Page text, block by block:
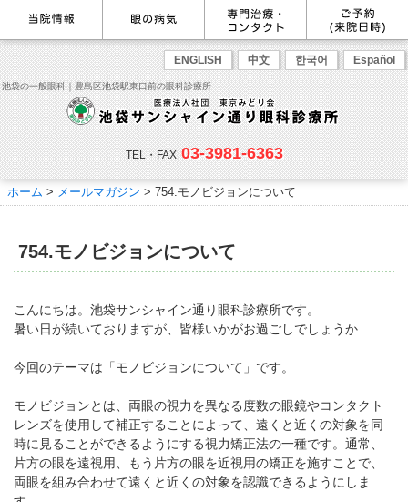
ENGLISH 中文 한국어 Español
池袋の一般眼科｜豊島区池袋駅東口前の眼科診療所
TEL・FAX 03-3981-6363
最新情報
感染症予防のための衛生環境整
備の取り組み
医師のご紹介
当院勤務医師のご紹介 ごあいさつ
院内の様子・設備
院内の様子 検査･治療･手術機器
診療のご案内・アクセス
アクセス
当院へお越しになる方へのお願
い
リンク
よくある質問
診療報酬に関する院内掲示
パンフレットのダウンロード
眼の病気を調べる
病名から探す
症状から探す
目の構造から探す
主な眼科疾患
緑内障 網膜疾患
眼精疲労
ドライアイ
ものもらい
花粉症
白内障
アレルギー性結膜炎
コンタクトレンズ診
学校近視について
眼科専門治療・特設ページ
緑内障専門治療ページ
角膜疾患専門治療ページ
ドライアイ専門治療ページ
網膜・硝子体専門治療ページ
黄斑疾患専門治療ページ
ぶどう膜炎専門治療ページ
白内障専門治療ページ
花粉症専門ページ
眼形成診療ページ
コンタクトレンズ診療
抗VEGF抗体療法
ボツリヌス療法
東口眼科医院)
コンタクトレンズの種類と特徴
しばらく眼科受診していない方
へ
方へ
WEB予約(来院日時の設定)
一般眼科診療を予約
コンタクトレンズ診療を予約
緑内障専門治療を予約
角膜専門治療を予約
ドライアイ専門治療を予約
網膜・硝子体専門治療を予約
白内障専門治療を予約
白内障手術公開講座を予約
黄斑専門治療を予約
予約をキャンセルする
ご予約
ホーム > メールマガジン > 754.モノビジョンについて
754.モノビジョンについて
こんにちは。池袋サンシャイン通り眼科診療所です。
暑い日が続いておりますが、皆様いかがお過ごしでしょうか
今回のテーマは「モノビジョンについて」です。
モノビジョンとは、両眼の視力を異なる度数の眼鏡やコンタクト
レンズを使用して補正することによって、遠くと近くの対象を同
時に見ることができるようにする視力矯正法の一種です。通常、
片方の眼を遠視用、もう片方の眼を近視用の矯正を施すことで、
両眼を組み合わせて遠くと近くの対象を認識できるようにしま